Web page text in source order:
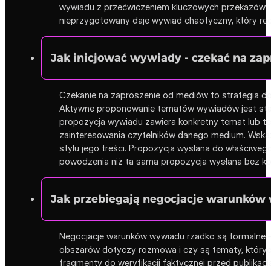
wywiadu z przećwiczeniem kluczowych
nieprzygotowany daje wywiad chaotyczny, który
Jak inicjować wywiady - czekać na
Czekanie na zaproszenie od mediów to strategia
Aktywne proponowanie tematów wywiadów jest
propozycja wywiadu zawiera konkretny temat lub
zainteresowania czytelników danego medium.
stylu jego treści. Propozycja wysłana do
powodzenia niż ta sama propozycja wysłana bez
Jak przebiegają negocjacje warunków
Negocjacje warunków wywiadu rzadko są
obszarów dotyczy rozmowa i czy są tematy,
fragmenty do weryfikacji faktycznej przed